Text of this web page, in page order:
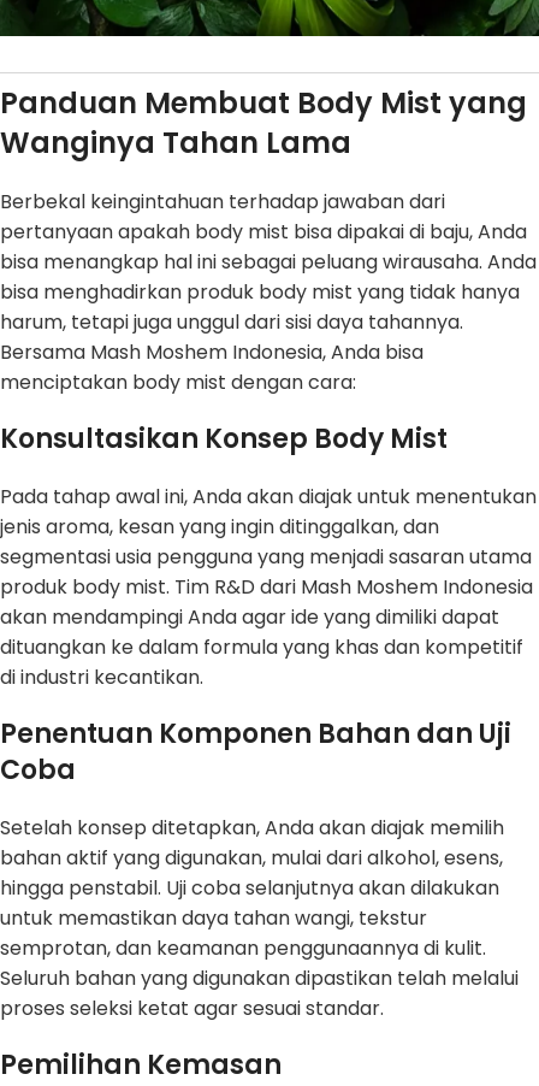
Panduan Membuat Body Mist yang
Wanginya Tahan Lama
Berbekal keingintahuan terhadap jawaban dari
pertanyaan apakah body mist bisa dipakai di baju, Anda
bisa menangkap hal ini sebagai peluang wirausaha. Anda
bisa menghadirkan produk body mist yang tidak hanya
harum, tetapi juga unggul dari sisi daya tahannya.
Bersama Mash Moshem Indonesia, Anda bisa
menciptakan body mist dengan cara:
Konsultasikan Konsep Body Mist
Pada tahap awal ini, Anda akan diajak untuk menentukan
jenis aroma, kesan yang ingin ditinggalkan, dan
segmentasi usia pengguna yang menjadi sasaran utama
produk body mist. Tim R&D dari Mash Moshem Indonesia
akan mendampingi Anda agar ide yang dimiliki dapat
dituangkan ke dalam formula yang khas dan kompetitif
di industri kecantikan.
Penentuan Komponen Bahan dan Uji
Coba
Setelah konsep ditetapkan, Anda akan diajak memilih
bahan aktif yang digunakan, mulai dari alkohol, esens,
hingga penstabil. Uji coba selanjutnya akan dilakukan
untuk memastikan daya tahan wangi, tekstur
semprotan, dan keamanan penggunaannya di kulit.
Seluruh bahan yang digunakan dipastikan telah melalui
proses seleksi ketat agar sesuai standar.
Pemilihan Kemasan